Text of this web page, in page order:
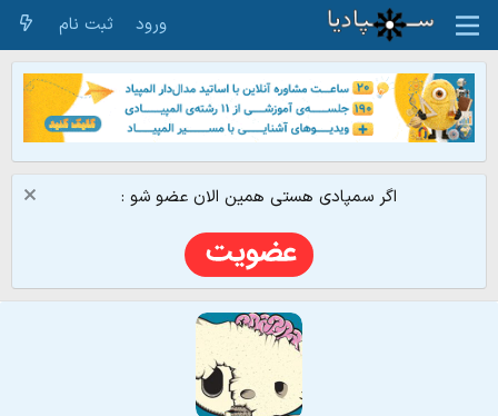
ورود ثبت نام
اگر سمپادی هستی همین الان عضو شو :